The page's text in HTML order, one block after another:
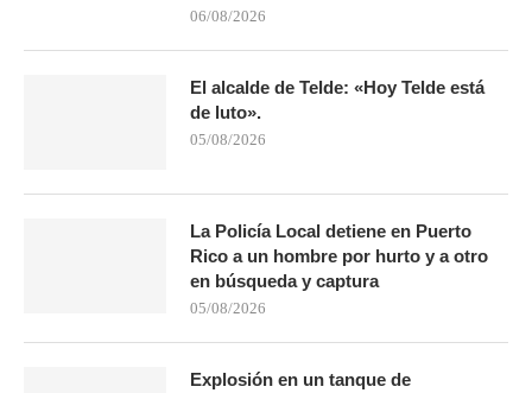
06/08/2026
El alcalde de Telde: «Hoy Telde está
de luto».
05/08/2026
La Policía Local detiene en Puerto
Rico a un hombre por hurto y a otro
en búsqueda y captura
05/08/2026
Explosión en un tanque de